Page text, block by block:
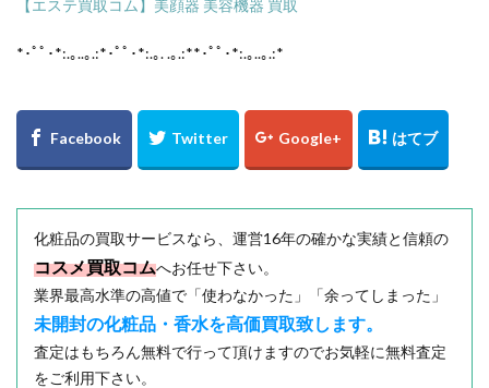
【エステ買取コム】美顔器 美容機器 買取
*･ﾟﾟ･*:.｡..｡.:*･ﾟﾟ･*:.｡. .｡.:**･ﾟﾟ･*:.｡..｡.:*
化粧品の買取サービスなら、運営16年の確かな実績と信頼の
コスメ買取コムへお任せ下さい。
業界最高水準の高値で「使わなかった」「余ってしまった」
未開封の化粧品・香水を高価買取致します。
査定はもちろん無料で行って頂けますのでお気軽に無料査定
をご利用下さい。